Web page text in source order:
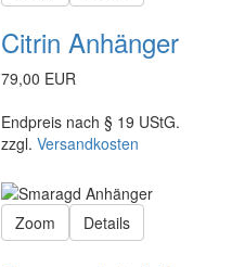
Citrin Anhänger
79,00 EUR
Endpreis nach § 19 UStG.
zzgl. Versandkosten
Zoom Details